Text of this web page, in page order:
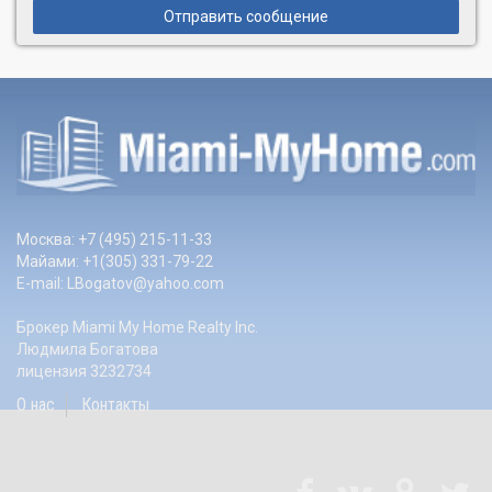
Отправить сообщение
Москва: +7 (495) 215-11-33
Майами: +1(305) 331-79-22
E-mail: LBogatov@yahoo.com
Брокер Miami My Home Realty Inc.
Людмила Богатова
лицензия 3232734
О нас Контакты